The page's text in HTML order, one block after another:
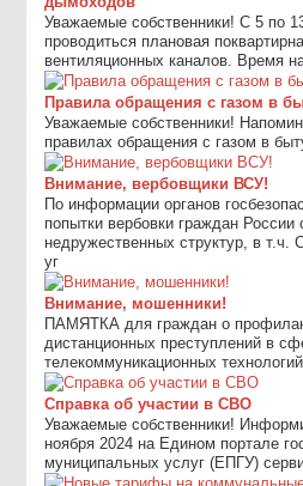
Уважаемые собственники! С 5 по
проводиться плановая
вентиляционных каналов. Время
Правила обращения с газом в
Уважаемые собственники!
правилах обращения с газом в
Внимание, вербовщики ВСУ!
По информации органов
попытки вербовки граждан России
недружественных структур, в
уг
Внимание, мошенники!
ПАМЯТКА для граждан о
дистанционных преступлений в
телекоммуникационных
Справка об участии в СВО
Уважаемые собственники!
ноября 2024 на Едином портале
муниципальных услуг (ЕПГУ)